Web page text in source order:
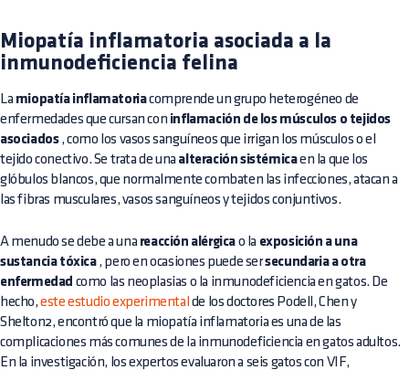
Miopatía inflamatoria asociada a la
inmunodeficiencia felina
La miopatía inflamatoriacomprende un grupo heterogéneo de
enfermedades que cursan con inflamación de los músculos o tejidos
asociados, como los vasos sanguíneos que irrigan los músculos o el
tejido conectivo. Se trata de una alteración sistémicaen la que los
glóbulos blancos, que normalmente combaten las infecciones, atacan a
las fibras musculares, vasos sanguíneos y tejidos conjuntivos.
A menudo se debe a una reacción alérgica o la exposición a una
sustancia tóxica, pero en ocasiones puede sersecundaria a otra
enfermedad como las neoplasias o la inmunodeficiencia en gatos. De
hecho,este estudio experimental de los doctores Podell, Chen y
Shelton2, encontró que la miopatía inflamatoria es una de las
complicaciones más comunes de la inmunodeficiencia en gatos adultos.
En la investigación, los expertos evaluaron a seis gatos con VIF,